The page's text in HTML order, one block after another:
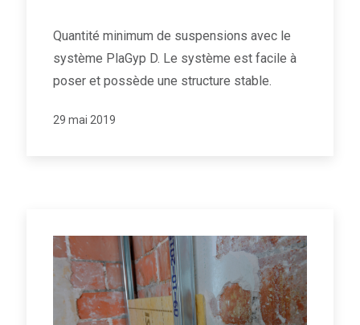
Quantité minimum de suspensions avec le
système PlaGyp D. Le système est facile à
poser et possède une structure stable.
29 mai 2019